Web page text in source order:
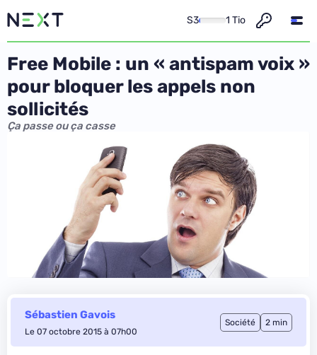
S3 1 Tio
Free Mobile : un « antispam voix »
pour bloquer les appels non
sollicités
Ça passe ou ça casse
Sébastien Gavois
Le 07 octobre 2015 à 07h00
Société 2 min